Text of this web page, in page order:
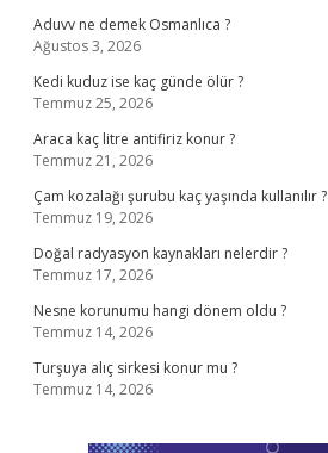
Aduvv ne demek Osmanlıca ?
Ağustos 3, 2026
Kedi kuduz ise kaç günde ölür ?
Temmuz 25, 2026
Araca kaç litre antifiriz konur ?
Temmuz 21, 2026
Çam kozalağı şurubu kaç yaşında kullanılır ?
Temmuz 19, 2026
Doğal radyasyon kaynakları nelerdir ?
Temmuz 17, 2026
Nesne korunumu hangi dönem oldu ?
Temmuz 14, 2026
Turşuya alıç sirkesi konur mu ?
Temmuz 14, 2026